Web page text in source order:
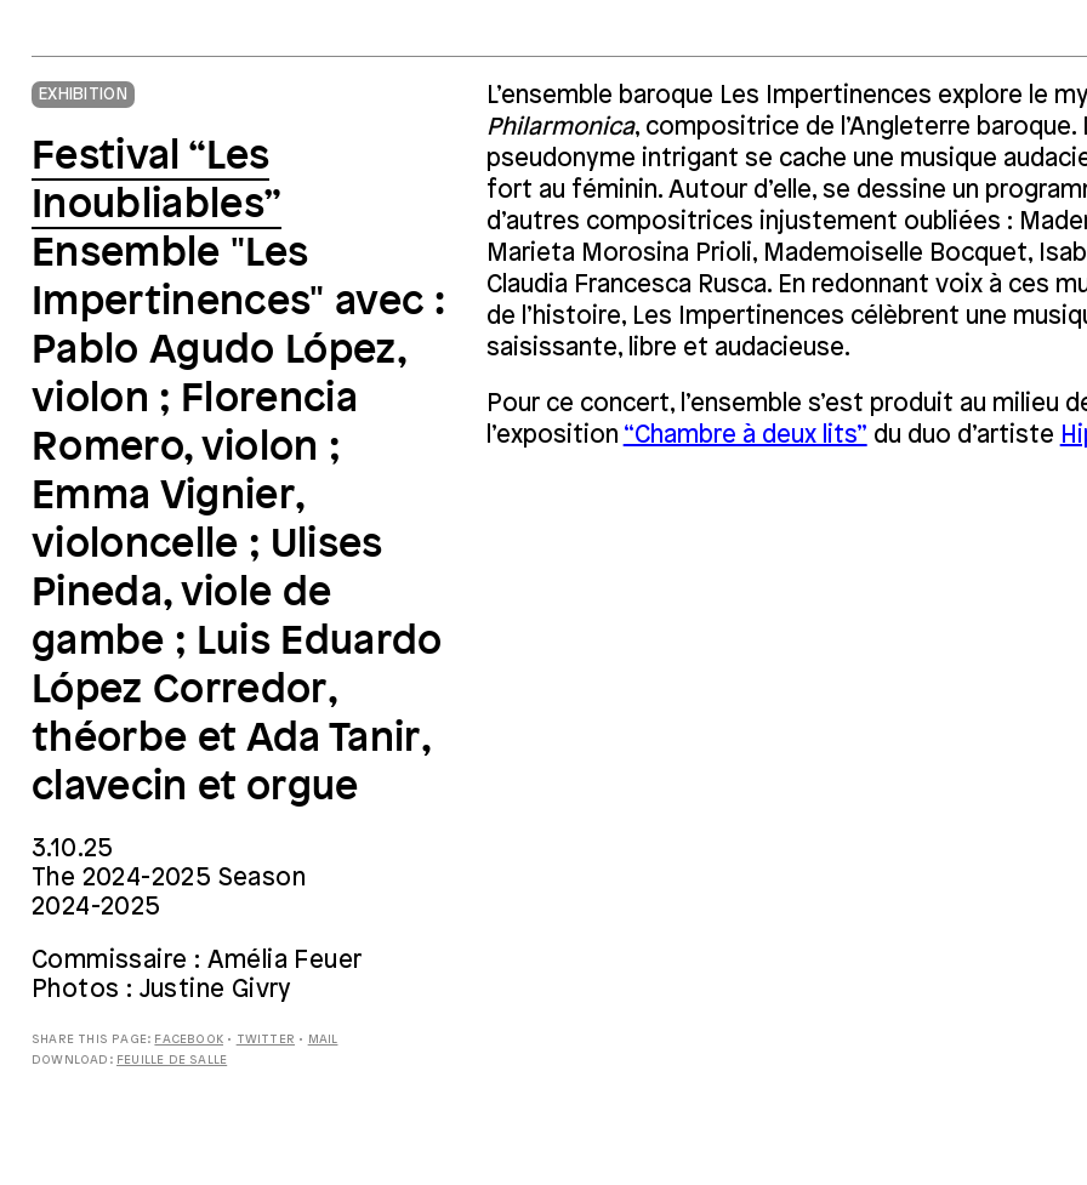
EXHIBITION
Festival “Les
Inoubliables”
Ensemble "Les
Impertinences" avec :
Pablo Agudo López,
violon ; Florencia
Romero, violon ;
Emma Vignier,
violoncelle ; Ulises
Pineda, viole de
gambe ; Luis Eduardo
López Corredor,
théorbe et Ada Tanir,
clavecin et orgue
3.10.25
The 2024-2025 Season
2024-2025
Commissaire : Amélia Feuer
Photos : Justine Givry
SHARE THIS PAGE: FACEBOOK • TWITTER •
MAIL
DOWNLOAD: FEUILLE DE SALLE
L’ensemble baroque Les Impertinences explore le
Philarmonica, compositrice de l’Angleterre baroque.
pseudonyme intrigant se cache une musique
fort au féminin. Autour d’elle, se dessine un
d’autres compositrices injustement oubliées :
Marieta Morosina Prioli, Mademoiselle Bocquet,
Claudia Francesca Rusca. En redonnant voix à ces
de l’histoire, Les Impertinences célèbrent une
saisissante, libre et audacieuse.
Pour ce concert, l’ensemble s’est produit au milieu
l’exposition “Chambre à deux lits” du duo d’artiste